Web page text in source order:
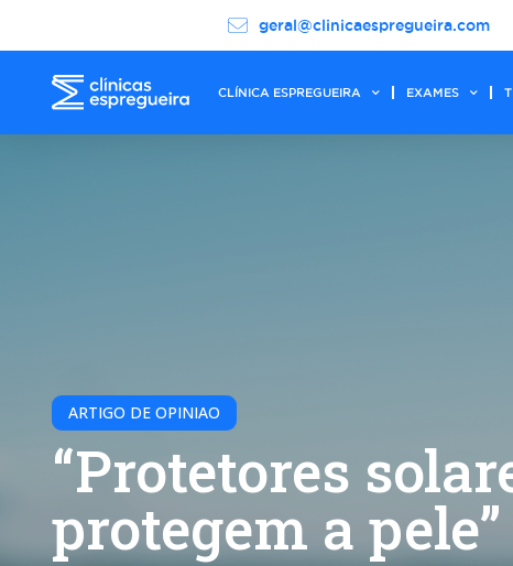
geral@clinicaespregueira.com
CLÍNICA ESPREGUEIRA EXAMES
ARTIGO DE OPINIAO
“Protetores
protegem a pele”